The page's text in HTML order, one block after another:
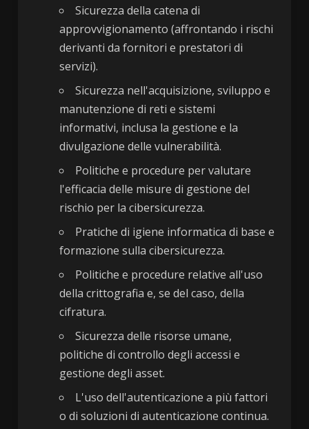
Sicurezza della catena di
approvvigionamento (affrontando i rischi
derivanti da fornitori e prestatori di
servizi).
Sicurezza nell'acquisizione, sviluppo e
manutenzione di reti e sistemi
informativi, inclusa la gestione e la
divulgazione delle vulnerabilità.
Politiche e procedure per valutare
l'efficacia delle misure di gestione del
rischio per la cibersicurezza.
Pratiche di igiene informatica di base e
formazione sulla cibersicurezza.
Politiche e procedure relative all'uso
della crittografia e, se del caso, della
cifratura.
Sicurezza delle risorse umane,
politiche di controllo degli accessi e
gestione degli asset.
L'uso dell'autenticazione a più fattori
o di soluzioni di autenticazione continua.